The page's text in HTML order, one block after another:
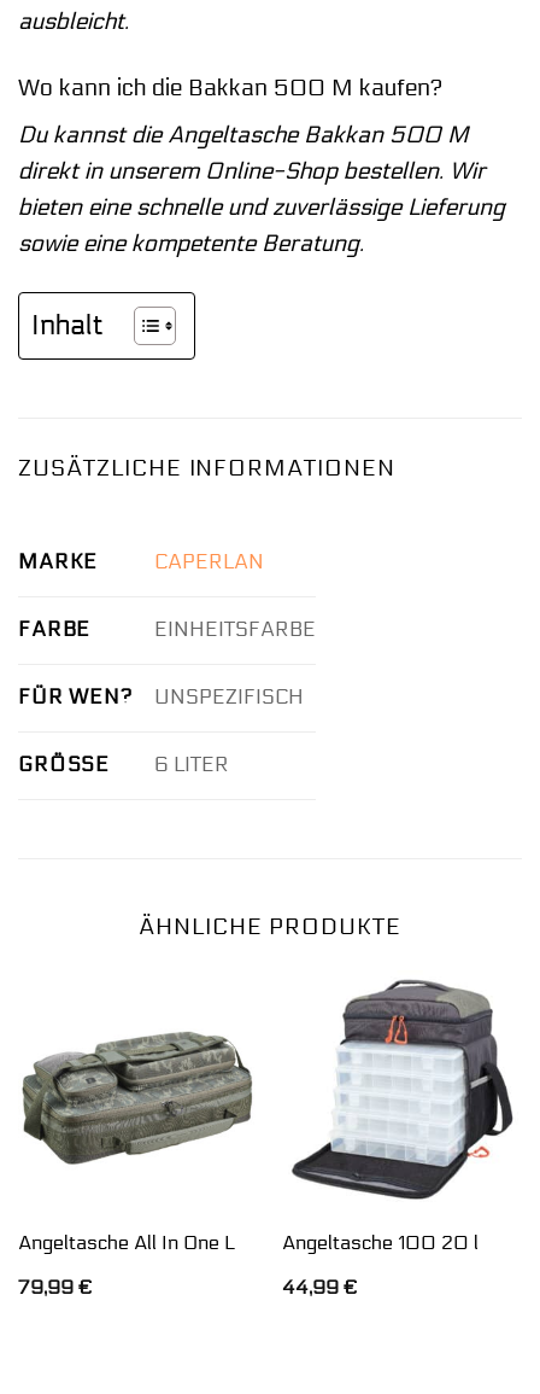
ausbleicht.
Wo kann ich die Bakkan 500 M kaufen?
Du kannst die Angeltasche Bakkan 500 M
direkt in unserem Online-Shop bestellen. Wir
bieten eine schnelle und zuverlässige Lieferung
sowie eine kompetente Beratung.
Inhalt
ZUSÄTZLICHE INFORMATIONEN
MARKE CAPERLAN
FARBE EINHEITSFARBE
FÜR WEN? UNSPEZIFISCH
GRÖSSE 6 LITER
ÄHNLICHE PRODUKTE
Angeltasche All In One L
79,99 €
Angeltasche 100 20 l
44,99 €